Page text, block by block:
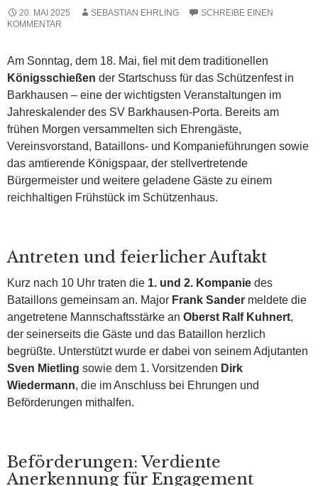
20. MAI 2025 SEBASTIAN EHRLING
SCHREIBE EINEN
KOMMENTAR
Am Sonntag, dem 18. Mai, fiel mit dem traditionellen
Königsschießen der Startschuss für das Schützenfest in
Barkhausen – eine der wichtigsten Veranstaltungen im
Jahreskalender des SV Barkhausen-Porta. Bereits am
frühen Morgen versammelten sich Ehrengäste,
Vereinsvorstand, Bataillons- und Kompanieführungen sowie
das amtierende Königspaar, der stellvertretende
Bürgermeister und weitere geladene Gäste zu einem
reichhaltigen Frühstück im Schützenhaus.
Antreten und feierlicher Auftakt
Kurz nach 10 Uhr traten die 1. und 2. Kompanie des
Bataillons gemeinsam an. Major Frank Sander meldete die
angetretene Mannschaftsstärke an Oberst Ralf Kuhnert,
der seinerseits die Gäste und das Bataillon herzlich
begrüßte. Unterstützt wurde er dabei von seinem Adjutanten
Sven Mietling sowie dem 1. Vorsitzenden Dirk
Wiedermann, die im Anschluss bei Ehrungen und
Beförderungen mithalfen.
Beförderungen: Verdiente
Anerkennung für Engagement